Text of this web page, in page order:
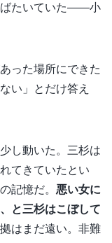
ばたいていた――小
った場所にできた
い」とだけ答え
し動いた。三杉は
てきていたとい
記憶だ。 悪い女に
と三杉はこぼして
はまだ遠い。非難